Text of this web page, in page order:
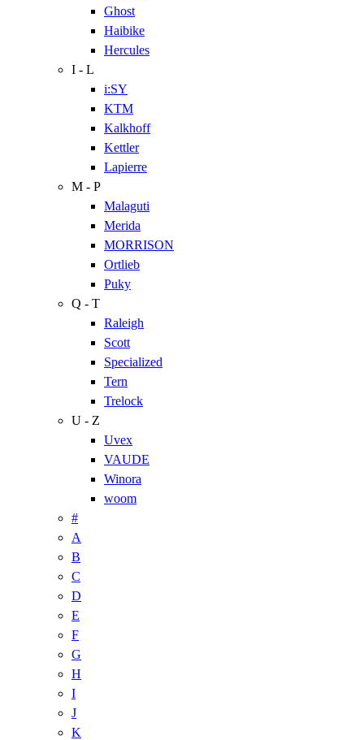
Ghost
Haibike
Hercules
I - L
i:SY
KTM
Kalkhoff
Kettler
Lapierre
M - P
Malaguti
Merida
MORRISON
Ortlieb
Puky
Q - T
Raleigh
Scott
Specialized
Tern
Trelock
U - Z
Uvex
VAUDE
Winora
woom
#
A
B
C
D
E
F
G
H
I
J
K